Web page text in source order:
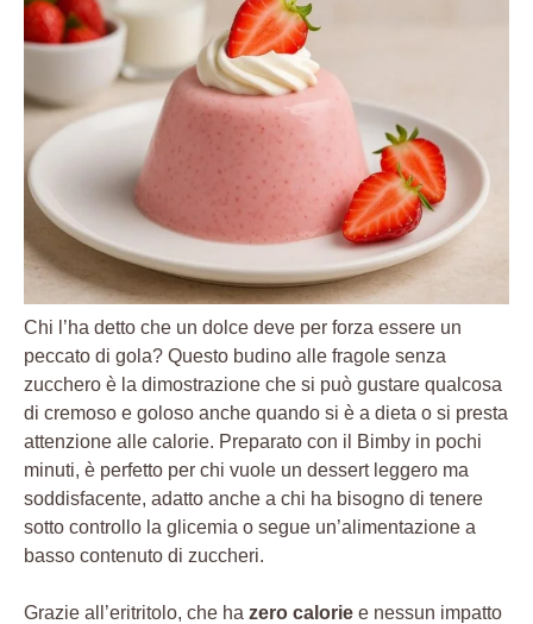
Chi l’ha detto che un dolce deve per forza essere un
peccato di gola? Questo budino alle fragole senza
zucchero è la dimostrazione che si può gustare qualcosa
di cremoso e goloso anche quando si è a dieta o si presta
attenzione alle calorie. Preparato con il Bimby in pochi
minuti, è perfetto per chi vuole un dessert leggero ma
soddisfacente, adatto anche a chi ha bisogno di tenere
sotto controllo la glicemia o segue un’alimentazione a
basso contenuto di zuccheri.
Grazie all’eritritolo, che ha zero calorie e nessun impatto